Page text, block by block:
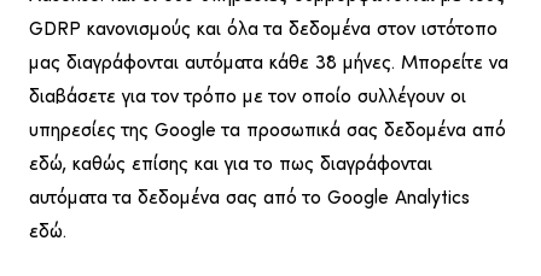
GDRP κανονισμούς και όλα τα δεδομένα στον ιστότοπο
μας διαγράφονται αυτόματα κάθε 38 μήνες. Μπορείτε να
διαβάσετε για τον τρόπο με τον οποίο συλλέγουν οι
υπηρεσίες της Google τα προσωπικά σας δεδομένα από
εδώ, καθώς επίσης και για το πως διαγράφονται
αυτόματα τα δεδομένα σας από το Google Analytics
εδώ.